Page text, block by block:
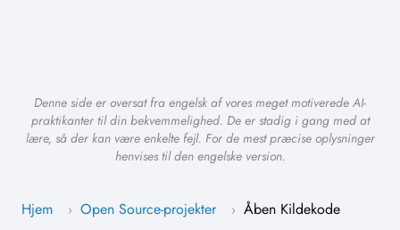
Denne side er oversat fra engelsk af vores meget motiverede AI-
praktikanter til din bekvemmelighed. De er stadig i gang med at
lære, så der kan være enkelte fejl. For de mest præcise oplysninger
henvises til den engelske version.
Hjem › Open Source-projekter › Åben Kildekode